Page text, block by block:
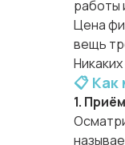
работы
Цена
вещь
📋
1.